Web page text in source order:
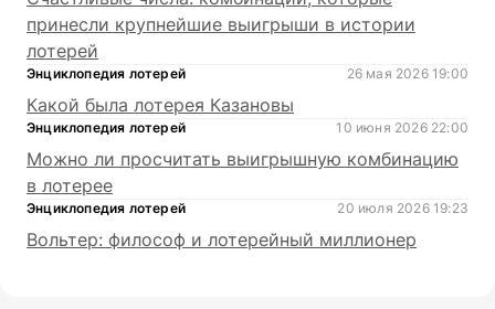
принесли крупнейшие выигрыши в истории
лотерей
Энциклопедия лотерей 26 мая 2026 19:00
Какой была лотерея Казановы
Энциклопедия лотерей 10 июня 2026 22:00
Можно ли просчитать выигрышную комбинацию
в лотерее
Энциклопедия лотерей 20 июля 2026 19:23
Вольтер: философ и лотерейный миллионер